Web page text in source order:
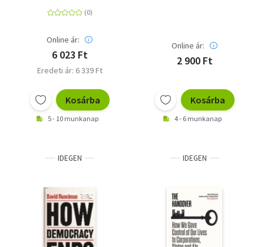
Online ár:
6 023 Ft
Eredeti ár: 6 339 Ft
Kosárba
5 - 10 munkanap
Online ár:
2 900 Ft
Kosárba
4 - 6 munkanap
IDEGEN IDEGEN